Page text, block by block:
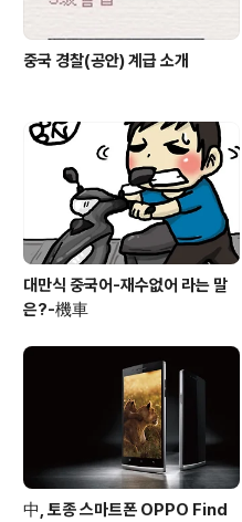
중국 경찰(공안) 계급 소개
대만식 중국어-재수없어 라는 말
은?-機車
中, 토종 스마트폰 OPPO Find